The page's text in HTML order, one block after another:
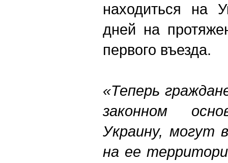
находиться на
дней на
первого въезда.
«Теперь
законном
Украину, могут
на ее